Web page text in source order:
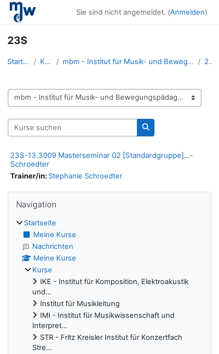
Zum Hauptinhalt
Sie sind nicht angemeldet. (Anmelden)
23S
Startseite Kurse mbm - Institut für Musik- und Bewegungspädagogik/R... 23S
Kursbereiche
Kurse suchen
Kurse suchen
23S-13.3009 Masterseminar 02 [Standardgruppe]...-
Schroedter
Trainer/in: Stephanie Schroedter
Blöcke
Navigation
Startseite
Meine Kurse
Nachrichten
Meine Kurse
Kurse
IKE - Institut für Komposition, Elektroakustik
und...
Institut für Musikleitung
IMI - Institut für Musikwissenschaft und
Interpret...
STR - Fritz Kreisler Institut für Konzertfach
Stre...